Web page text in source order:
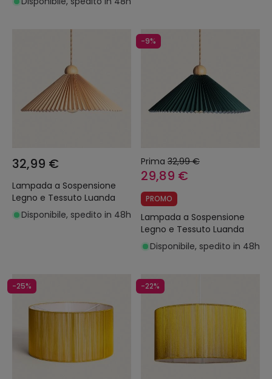
32,99 €
Lampada a Sospensione
Legno e Tessuto Luanda
Disponibile, spedito in 48h
-9%
Prima 32,99 €
29,89 €
PROMO
Lampada a Sospensione
Legno e Tessuto Luanda
Disponibile, spedito in 48h
-25% -22%